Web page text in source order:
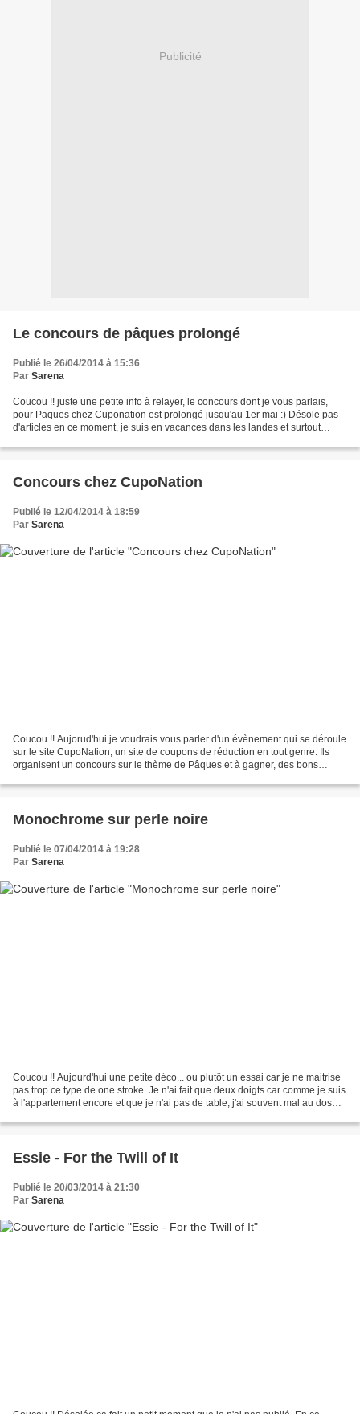
Publicité
Le concours de pâques prolongé
Publié le 26/04/2014 à 15:36
Par Sarena
Coucou !! juste une petite info à relayer, le concours dont je vous parlais,
pour Paques chez Cuponation est prolongé jusqu'au 1er mai :) Désole pas
d'articles en ce moment, je suis en vacances dans les landes et surtout
Concours chez CupoNation
Publié le 12/04/2014 à 18:59
Par Sarena
Coucou !! Aujorud'hui je voudrais vous parler d'un évènement qui se déroule
sur le site CupoNation, un site de coupons de réduction en tout genre. Ils
organisent un concours sur le thème de Pâques et à gagner, des bons
Monochrome sur perle noire
Publié le 07/04/2014 à 19:28
Par Sarena
Coucou !! Aujourd'hui une petite déco... ou plutôt un essai car je ne maitrise
pas trop ce type de one stroke. Je n'ai fait que deux doigts car comme je suis
à l'appartement encore et que je n'ai pas de table, j'ai souvent mal au dos
Essie - For the Twill of It
Publié le 20/03/2014 à 21:30
Par Sarena